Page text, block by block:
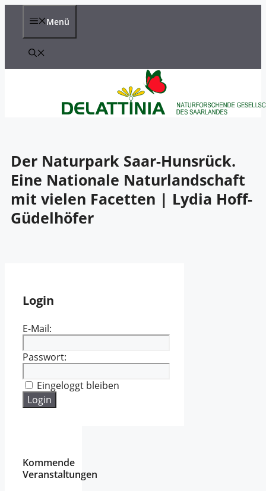
Zum
Menü
Der Naturpark Saar-Hunsrück.
Eine Nationale Naturlandschaft
mit vielen Facetten | Lydia Hoff-
Güdelhöfer
Login
E-Mail:
Passwort:
Eingeloggt bleiben
Kommende
Veranstaltungen